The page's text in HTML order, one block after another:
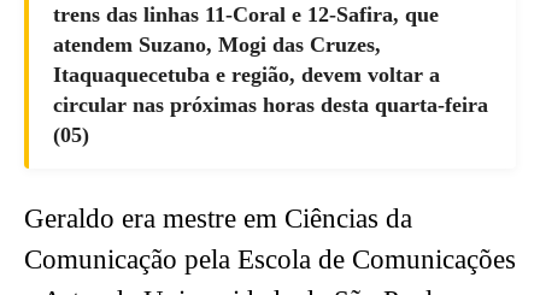
trens das linhas 11-Coral e 12-Safira, que
atendem Suzano, Mogi das Cruzes,
Itaquaquecetuba e região, devem voltar a
circular nas próximas horas desta quarta-feira
(05)
Geraldo era mestre em Ciências da
Comunicação pela Escola de Comunicações